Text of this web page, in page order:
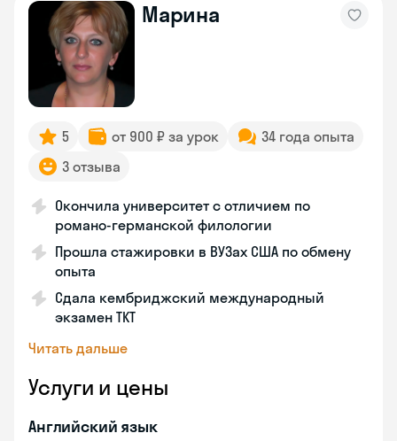
Марина
5 от 900 ₽ за урок
34 года опыта
3 отзыва
Окончила университет с отличием по
романо-германской филологии
Прошла стажировки в ВУЗах США по обмену
опыта
Сдала кембриджский международный
экзамен TKT
Читать дальше
Услуги и цены
Английский язык